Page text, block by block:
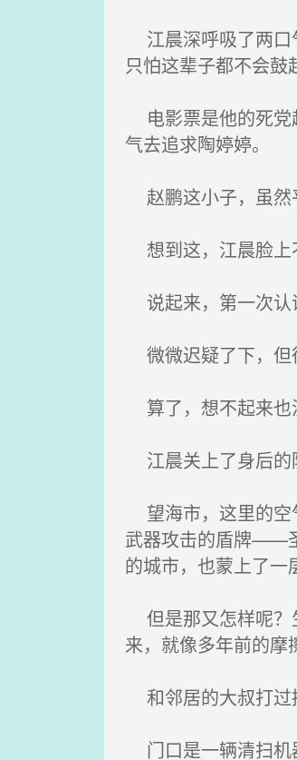
江晨深呼吸了两口
只怕这辈子都不会鼓
电影票是他的死党
气去追求陶婷婷。
赵鹏这小子，虽然
想到这，江晨脸上
说起来，第一次认
微微迟疑了下，但
算了，想不起来也
江晨关上了身后的
望海市，这里的空
武器攻击的盾牌——
的城市，也蒙上了一
但是那又怎样呢？
来，就像多年前的摩
和邻居的大叔打过
门口是一辆清扫机